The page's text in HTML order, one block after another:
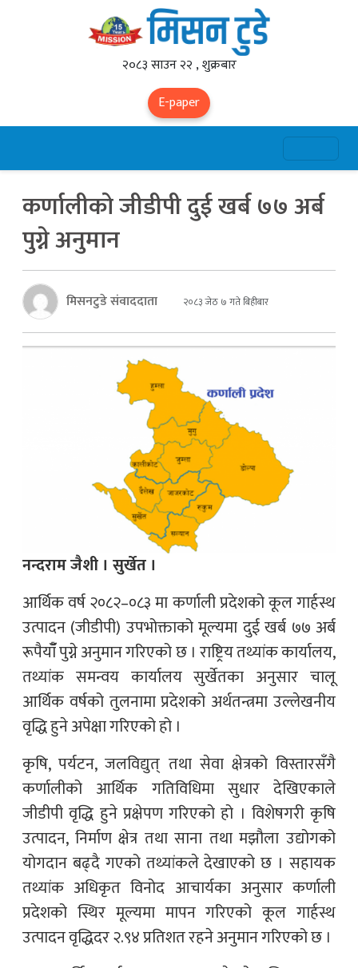
२०८३ साउन २२ , शुक्रबार
E-paper
कर्णालीको जीडीपी दुई खर्ब ७७ अर्ब
पुग्ने अनुमान
मिसनटुडे संवाददाता २०८३ जेठ ७ गते बिहीबार
नन्दराम जैशी । सुर्खेत ।
आर्थिक वर्ष २०८२–०८३ मा कर्णाली प्रदेशको कूल गार्हस्थ
उत्पादन (जीडीपी) उपभोक्ताको मूल्यमा दुई खर्ब ७७ अर्ब
रूपैयाँँ पुग्ने अनुमान गरिएको छ । राष्ट्रिय तथ्यांक कार्यालय,
तथ्यांक समन्वय कार्यालय सुर्खेतका अनुसार चालू
आर्थिक वर्षको तुलनामा प्रदेशको अर्थतन्त्रमा उल्लेखनीय
वृद्धि हुने अपेक्षा गरिएको हो ।
कृषि, पर्यटन, जलविद्युत् तथा सेवा क्षेत्रको विस्तारसँगै
कर्णालीको आर्थिक गतिविधिमा सुधार देखिएकाले
जीडीपी वृद्धि हुने प्रक्षेपण गरिएको हो । विशेषगरी कृषि
उत्पादन, निर्माण क्षेत्र तथा साना तथा मझौला उद्योगको
योगदान बढ्दै गएको तथ्यांकले देखाएको छ । सहायक
तथ्यांक अधिकृत विनोद आचार्यका अनुसार कर्णाली
प्रदेशको स्थिर मूल्यमा मापन गरिएको कूल गार्हस्थ
उत्पादन वृद्धिदर २.९४ प्रतिशत रहने अनुमान गरिएको छ ।